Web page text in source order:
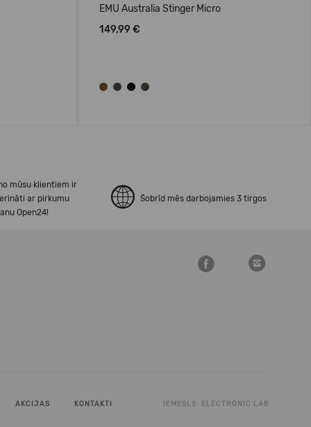
EMU Australia Stinger Micro
149,99 €
mūsu klientiem ir
ar pirkumu
Open24!
Šobrīd mēs darbojamies 3 tirgos
AKCIJAS KONTAKTI IEMESLS: ELECTRONIC LAB